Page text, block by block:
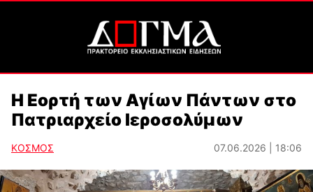
Η Εορτή των Αγίων Πάντων στο
Πατριαρχείο Ιεροσολύμων
ΚΟΣΜΟΣ 07.06.2026 | 18:06